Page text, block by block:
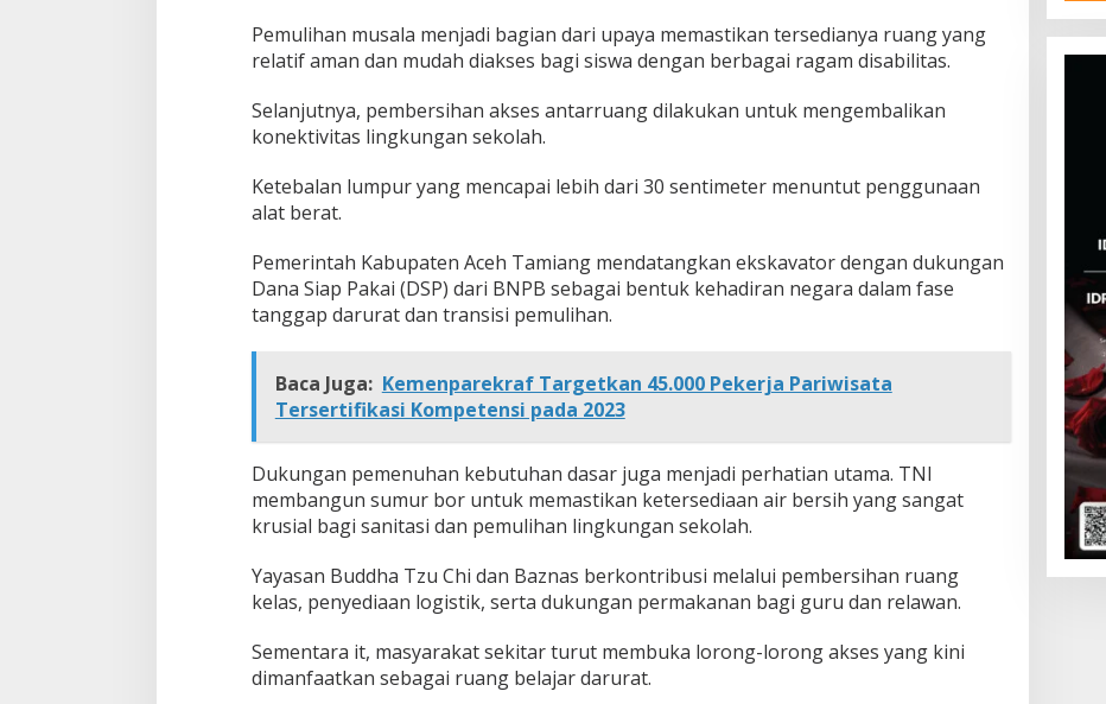
Pemulihan musala menjadi bagian dari upaya memastikan tersedianya ruang yang
relatif aman dan mudah diakses bagi siswa dengan berbagai ragam disabilitas.
Selanjutnya, pembersihan akses antarruang dilakukan untuk mengembalikan
konektivitas lingkungan sekolah.
Ketebalan lumpur yang mencapai lebih dari 30 sentimeter menuntut penggunaan
alat berat.
Pemerintah Kabupaten Aceh Tamiang mendatangkan ekskavator dengan dukungan
Dana Siap Pakai (DSP) dari BNPB sebagai bentuk kehadiran negara dalam fase
tanggap darurat dan transisi pemulihan.
Baca Juga: Kemenparekraf Targetkan 45.000 Pekerja Pariwisata
Tersertifikasi Kompetensi pada 2023
Dukungan pemenuhan kebutuhan dasar juga menjadi perhatian utama. TNI
membangun sumur bor untuk memastikan ketersediaan air bersih yang sangat
krusial bagi sanitasi dan pemulihan lingkungan sekolah.
Yayasan Buddha Tzu Chi dan Baznas berkontribusi melalui pembersihan ruang
kelas, penyediaan logistik, serta dukungan permakanan bagi guru dan relawan.
Sementara it, masyarakat sekitar turut membuka lorong-lorong akses yang kini
dimanfaatkan sebagai ruang belajar darurat.